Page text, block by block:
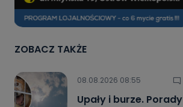
ZOBACZ TAKŻE
08.08.2026 08:55
Upały i burze. Porady